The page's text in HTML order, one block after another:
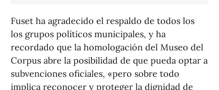
Fuset ha agradecido el respaldo de todos los
los grupos políticos municipales, y ha
recordado que la homologación del Museo del
Corpus abre la posibilidad de que pueda optar a
subvenciones oficiales, «pero sobre todo
implica reconocer y proteger la dignidad de